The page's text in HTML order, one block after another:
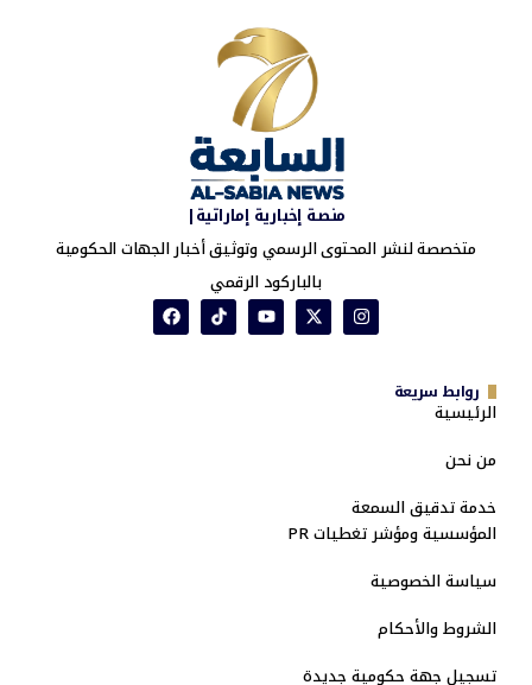
منصة إخبارية إماراتية|
متخصصة لنشر المحتوى الرسمي وتوثيق أخبار الجهات الحكومية
بالباركود الرقمي
روابط سريعة
الرئيسية
من نحن
خدمة تدقيق السمعة
المؤسسية ومؤشر تغطيات PR
سياسة الخصوصية
الشروط والأحكام
تسجيل جهة حكومية جديدة